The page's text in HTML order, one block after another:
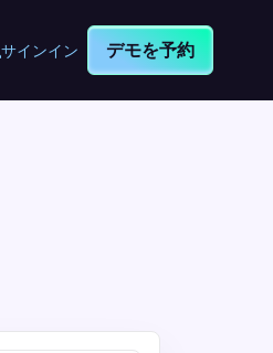
サインイン デモを予約